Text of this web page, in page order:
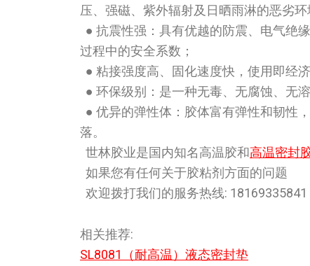
压、强磁、紫外辐射及日晒雨淋的恶劣环
● 抗震性强：具有优越的防震、电气绝
过程中的安全系数；
● 粘接强度高、固化速度快，使用即经
● 环保级别：是一种无毒、无腐蚀、无
● 优异的弹性体：胶体富有弹性和韧性
落。
世林胶业是国内知名高温胶和高温密封
如果您有任何关于胶粘剂方面的问题
欢迎拨打我们的服务热线: 18169335841
相关推荐:
SL8081（耐高温）液态密封垫